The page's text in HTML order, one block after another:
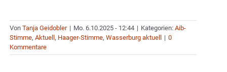
Von Tanja Geidobler | Mo. 6.10.2025 - 12:44 | Kategorien: Aib-
Stimme, Aktuell , Haager-Stimme, Wasserburg aktuell | 0
Kommentare